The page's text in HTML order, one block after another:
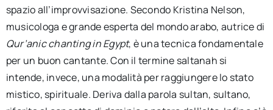
spazio all’improvvisazione. Secondo Kristina Nelson,
musicologa e grande esperta del mondo arabo, autrice di
Qur’anic chanting in Egypt, è una tecnica fondamentale
per un buon cantante. Con il termine saltanah si
intende, invece, una modalità per raggiungere lo stato
mistico, spirituale. Deriva dalla parola sultan, sultano,